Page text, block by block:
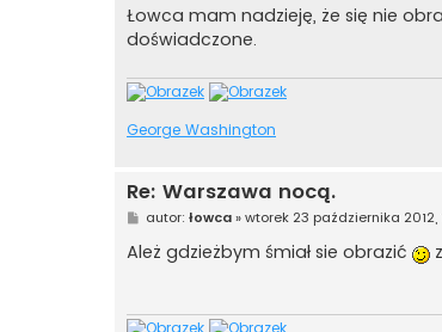
s
t
Łowca mam nadzieję, że się nie
doświadczone.
George Washington
Re: Warszawa nocą.
P
s
t
autor: łowca»wtorek 23 października 2012,
Ależ gdzieżbym śmiał sie obrazić